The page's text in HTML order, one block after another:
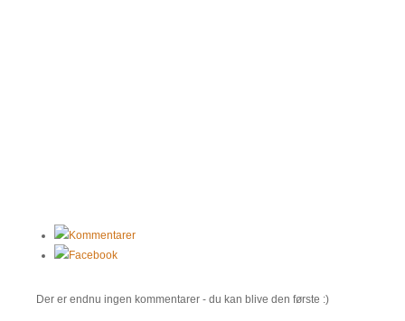
Kommentarer
Facebook
Der er endnu ingen kommentarer - du kan blive den første :)